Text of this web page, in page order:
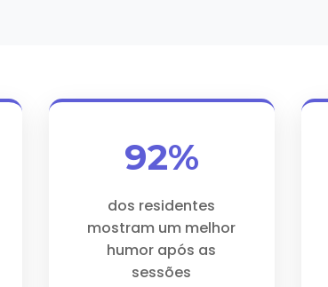
92%
dos residentes
mostram um melhor
humor após as
sessões